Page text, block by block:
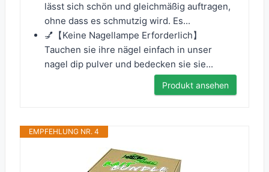
lässt sich schön und gleichmäßig auftragen,
ohne dass es schmutzig wird. Es...
💅【Keine Nagellampe Erforderlich】
Tauchen sie ihre nägel einfach in unser
nagel dip pulver und bedecken sie sie...
Produkt ansehen
EMPFEHLUNG NR. 4